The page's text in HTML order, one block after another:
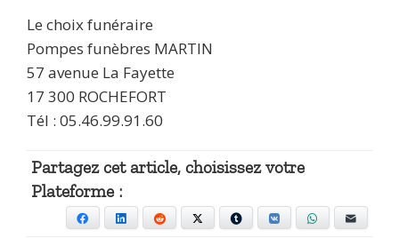
Le choix funéraire
Pompes funèbres MARTIN
57 avenue La Fayette
17 300 ROCHEFORT
Tél : 05.46.99.91.60
Partagez cet article, choisissez votre
Plateforme :
Facebook LinkedIn Reddit Tumblr VKontakte WhatsApp